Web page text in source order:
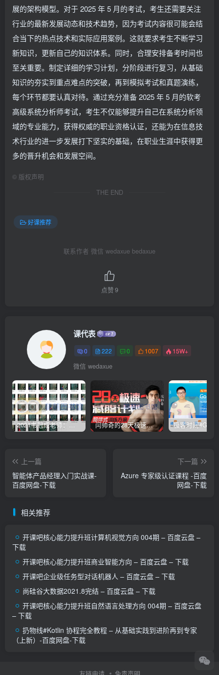
展的架构模型。对于 2025 年 5 月的考试，考生还需要关注
行业的最新发展动态和技术趋势，因为考试内容很可能会结
合当下的热点技术和实际应用案例。这就要求考生不断学习
新知识，更新自己的知识体系。同时，合理安排备考时间也
至关重要。制定详细的学习计划，分阶段进行复习，从基础
知识的夯实到重点难点的突破，再到模拟考试和真题演练，
每个环节都要认真对待。通过充分准备 2025 年 5 月的软考
高级系统分析师考试，考生不仅能够提升自己在系统分析领
域的专业能力，获得权威的职业资格认证，还能为在信息技
术行业的进一步发展打下坚实的基础，在职业生涯中获得更
多的晋升机会和发展空间。
© 版权声明
THE END
好课推荐
联系作者 微信 wedaxue bedaxue
点赞9
课代表
0 222 0 1007 15W+
微信 wedaxue
2021韦冠成老师：韦氏天星风水《秘传二十四山吉凶占断要法》 – 百度云盘 – 下载 闫帅奇的28天极速减脂计划 – 网盘分享 – 下载
上一篇
智能体产品经理入门实战课-
百度网盘-下载
下一篇
Azure 专家级认证课程 -百度
网盘-下载
相关推荐
开课吧核心能力提升班计算机视觉方向 004期 – 百度云盘 –
下载
开课吧核心能力提升班商业智能方向 – 百度云盘 – 下载
开课吧企业级任务型对话机器人 – 百度云盘 – 下载
尚硅谷大数据2021.8完结 – 百度云盘 – 下载
开课吧核心能力提升班自然语言处理方向 004期 – 百度云盘
– 下载
扔物线#Kotlin 协程完全教程 – 从基础实践到进阶再到专家
（上新）-百度网盘-下载
友链申请 免责声明